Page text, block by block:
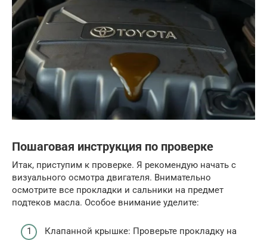
Пошаговая инструкция по проверке
Итак, приступим к проверке. Я рекомендую начать с
визуального осмотра двигателя. Внимательно
осмотрите все прокладки и сальники на предмет
подтеков масла. Особое внимание уделите:
Клапанной крышке: Проверьте прокладку на